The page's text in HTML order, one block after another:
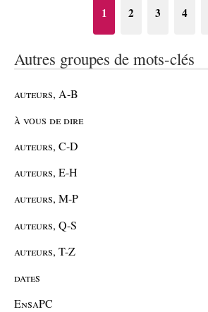
1 2 3 4
Autres groupes de mots-clés
auteurs, A-B
à vous de dire
auteurs, C-D
auteurs, E-H
auteurs, M-P
auteurs, Q-S
auteurs, T-Z
dates
EnsaPC